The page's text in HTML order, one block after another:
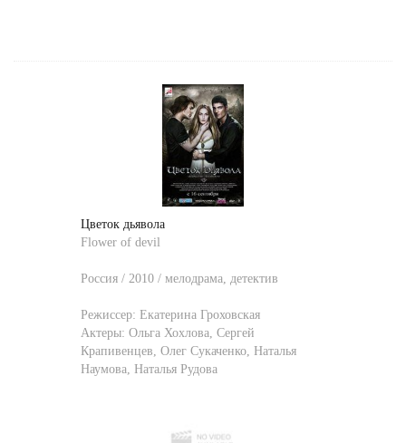
Цветок дьявола
Flower of devil
Россия / 2010 / мелодрама, детектив
Режиссер: Екатерина Гроховская
Актеры: Ольга Хохлова, Сергей
Крапивенцев, Олег Сукаченко, Наталья
Наумова, Наталья Рудова